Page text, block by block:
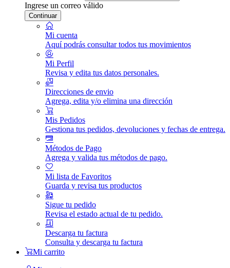
Ingrese un correo válido
Continuar
Mi cuenta
Aquí podrás consultar todos tus movimientos
Mi Perfil
Revisa y edita tus datos personales.
Direcciones de envio
Agrega, edita y/o elimina una dirección
Mis Pedidos
Gestiona tus pedidos, devoluciones y fechas de entrega.
Métodos de Pago
Agrega y valida tus métodos de pago.
Mi lista de Favoritos
Guarda y revisa tus productos
Sigue tu pedido
Revisa el estado actual de tu pedido.
Descarga tu factura
Consulta y descarga tu factura
Mi carrito